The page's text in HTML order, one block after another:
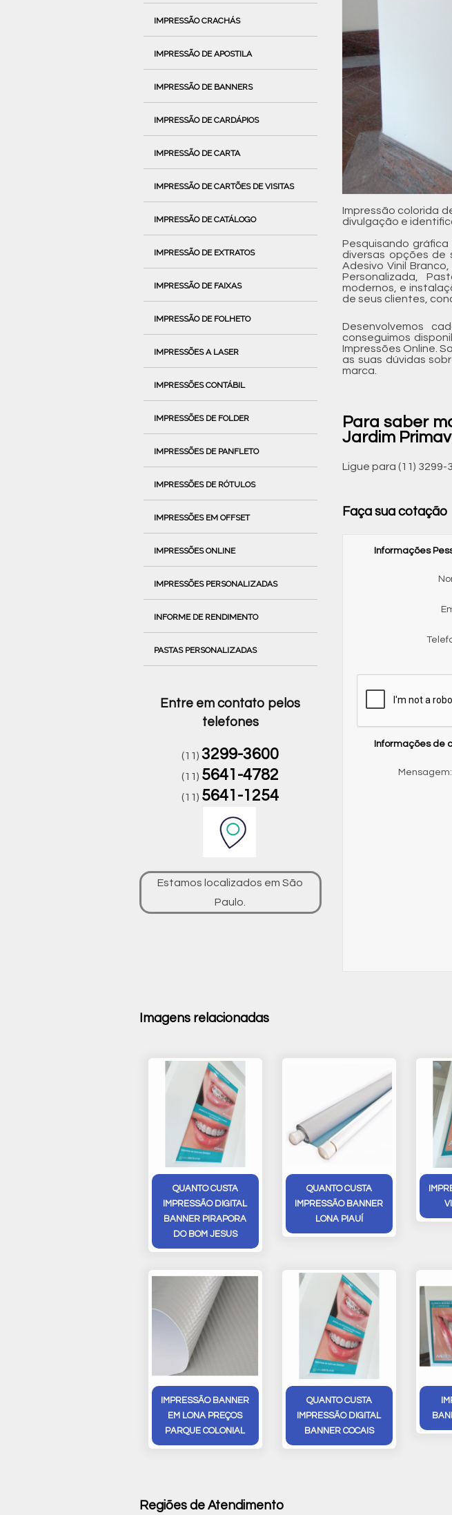
IMPRESSÃO CRACHÁS
IMPRESSÃO DE APOSTILA
IMPRESSÃO DE BANNERS
IMPRESSÃO DE CARDÁPIOS
IMPRESSÃO DE CARTA
IMPRESSÃO DE CARTÕES DE VISITAS
IMPRESSÃO DE CATÁLOGO
IMPRESSÃO DE EXTRATOS
IMPRESSÃO DE FAIXAS
IMPRESSÃO DE FOLHETO
IMPRESSÕES A LASER
IMPRESSÕES CONTÁBIL
IMPRESSÕES DE FOLDER
IMPRESSÕES DE PANFLETO
IMPRESSÕES DE RÓTULOS
IMPRESSÕES EM OFFSET
IMPRESSÕES ONLINE
IMPRESSÕES PERSONALIZADAS
INFORME DE RENDIMENTO
PASTAS PERSONALIZADAS
Entre em contato pelos
telefones
(11)3299-3600
(11) 5641-4782
(11) 5641-1254
Estamos localizados em São
Paulo.
Impressão colorida
divulgação e
Pesquisando gráfica
diversas opções de
Adesivo Vinil
Personalizada,
modernos, e
de seus clientes,
Desenvolvemos
conseguimos
Impressões Online.
as suas dúvidas
marca.
Para saber
Jardim
Ligue para (11) 3299-
Faça sua cotação
Informações
Informações de
Mensagem:
Imagens relacionadas
QUANTO CUSTA
IMPRESSÃO DIGITAL
BANNER PIRAPORA
DO BOM JESUS
QUANTO CUSTA
IMPRESSÃO BANNER
LONA PIAUÍ
IMPRESSÃO BANNER
EM LONA PREÇOS
PARQUE COLONIAL
QUANTO CUSTA
IMPRESSÃO DIGITAL
BANNER COCAIS
Regiões de Atendimento